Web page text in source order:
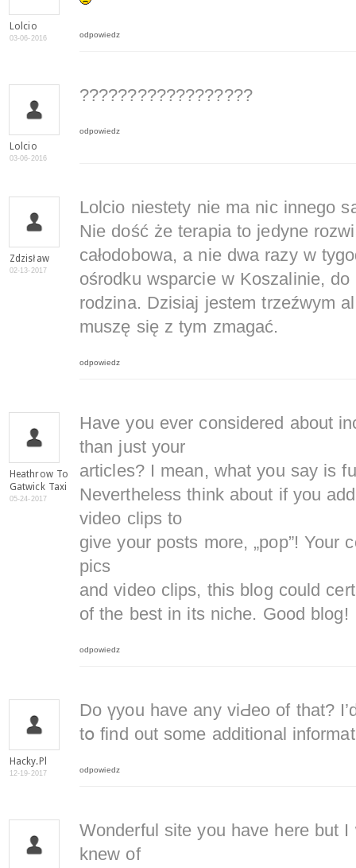
Lolcio
03-06-2016 odpowiedz
Lolcio
03-06-2016
??????????????????
odpowiedz
Zdzisław
02-13-2017
Lolcio niestety nie ma nic innego
Nie dość że terapia to jedyne
całodobowa, a nie dwa razy w
ośrodku wsparcie w Koszalinie, do
rodzina. Dzisiaj jestem trzeźwym
muszę się z tym zmagać.
odpowiedz
Heathrow To
Gatwick Taxi
05-24-2017
Have you ever considered about
than just your
articles? I mean, what you say is
Nevertheless think about if you
video clips to
give your posts more, „pop”! Your
pics
and video clips, this blog could
of the best in its niche. Good blog!
odpowiedz
Hacky.pl
12-19-2017
Do үyou have any viԀeo of that?
tօ find out some additional
odpowiedz
Wonderful site you have here but
knew of